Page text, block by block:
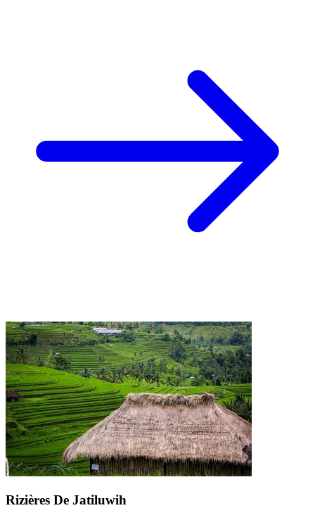
Rizières De Jatiluwih